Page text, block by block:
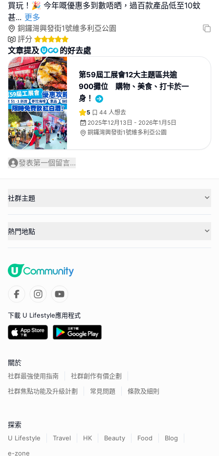
買玩！🎉 今年嘅優惠多到數唔晒，過百款產品低至10蚊
甚... 更多
銅鑼灣興發街1號維多利亞公園
評分
文章提及 的好去處
第59屆工展會12大主題區共逾
900攤位 購物、美食、打卡於一
身！
5 44 人想去
2025年12月13日 - 2026年1月5日
銅鑼灣興發街1號維多利亞公園
發表第一個留言...
社群主題
熱門地點
下載 U Lifestyle應用程式
關於
社群最強使用指南
社群創作有價企劃
社群焦點功能及升級計劃
常見問題 條款及細則
探索
U Lifestyle Travel HK Beauty Food
Blog
e-zone